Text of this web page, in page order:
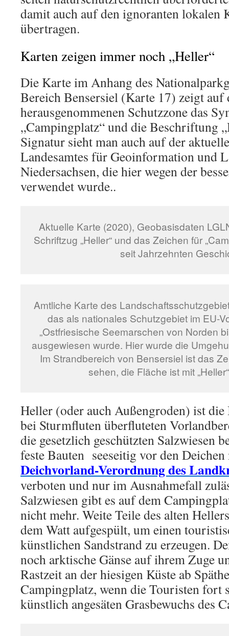
damit auch auf den ignoranten lokalen
übertragen.
Karten zeigen immer noch „Heller“
Die Karte im Anhang des
Bereich Bensersiel (Karte 17) zeigt auf
herausgenommenen Schutzzone das
„Campingplatz“ und die Beschriftung
Signatur sieht man auch auf der
Landesamtes für Geoinformation und
Niedersachsen, die hier wegen der
verwendet wurde..
Aktuelle Karte (2020), Geobasisdaten
Schriftzug „Heller“ und das Zeichen für
seit Jahrzehnten
Amtliche Karte des
das als nationales Schutzgebiet im EU-
„Ostfriesische Seemarschen von Norden
ausgewiesen wurde. Hier wurde die
Im Strandbereich von Bensersiel ist das
sehen, die Fläche ist mit
Heller (oder auch Außengroden) ist
bei Sturmfluten überfluteten
die gesetzlich geschützten Salzwiesen
feste Bauten seeseitig vor den Deichen
Deichvorland-Verordnung des
verboten und nur im Ausnahmefall
Salzwiesen gibt es auf dem
nicht mehr. Weite Teile des alten
dem Watt aufgespült, um einen
künstlichen Sandstrand zu erzeugen.
noch arktische Gänse auf ihrem Zuge
Rastzeit an der hiesigen Küste ab
Campingplatz, wenn die Touristen fort
künstlich angesäten Grasbewuchs des